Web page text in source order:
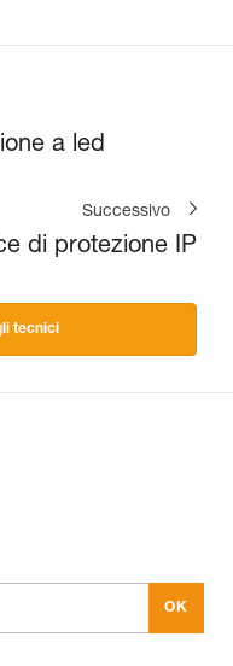
a led
Successivo
di protezione IP
tecnici